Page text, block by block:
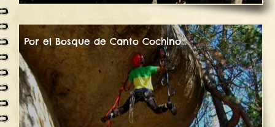
Por el Bosque de Canto Cochino…